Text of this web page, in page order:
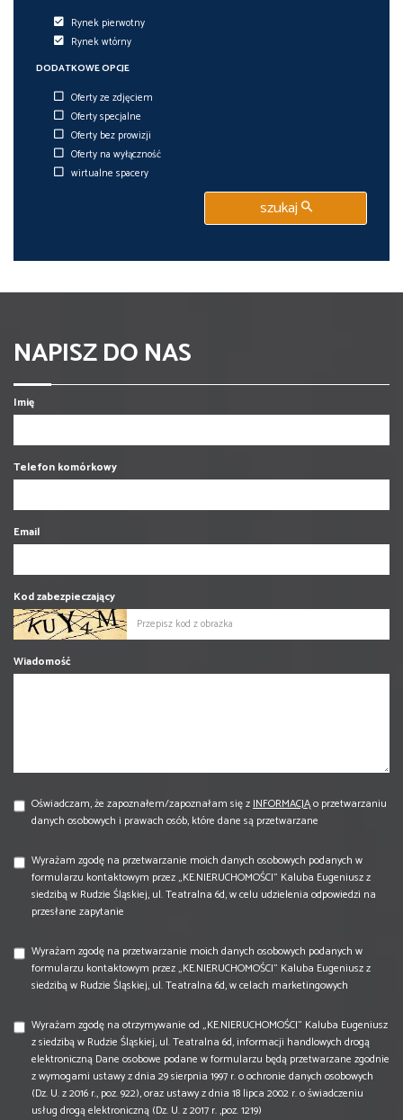
Rynek pierwotny
Rynek wtórny
DODATKOWE OPCJE
Oferty ze zdjęciem
Oferty specjalne
Oferty bez prowizji
Oferty na wyłączność
wirtualne spacery
szukaj
NAPISZ DO NAS
Imię
Telefon komórkowy
Email
Kod zabezpieczający
Wiadomość
Oświadczam, że zapoznałem/zapoznałam się zINFORMACJĄo przetwarzaniu
danych osobowych i prawach osób, które dane są przetwarzane
Wyrażam zgodę na przetwarzanie moich danych osobowych podanych w
formularzu kontaktowym przez „KE.NIERUCHOMOŚCI” Kaluba Eugeniusz z
siedzibą w Rudzie Śląskiej, ul. Teatralna 6d, w celu udzielenia odpowiedzi na
przesłane zapytanie
Wyrażam zgodę na przetwarzanie moich danych osobowych podanych w
formularzu kontaktowym przez „KE.NIERUCHOMOŚCI” Kaluba Eugeniusz z
siedzibą w Rudzie Śląskiej, ul. Teatralna 6d, w celach marketingowych
Wyrażam zgodę na otrzymywanie od „KE.NIERUCHOMOŚCI” Kaluba Eugeniusz
z siedzibą w Rudzie Śląskiej, ul. Teatralna 6d, informacji handlowych drogą
elektroniczną Dane osobowe podane w formularzu będą przetwarzane zgodnie
z wymogami ustawy z dnia 29 sierpnia 1997 r. o ochronie danych osobowych
(Dz. U. z 2016 r., poz. 922), oraz ustawy z dnia 18 lipca 2002 r. o świadczeniu
usług drogą elektroniczną (Dz. U. z 2017 r. ,poz. 1219)